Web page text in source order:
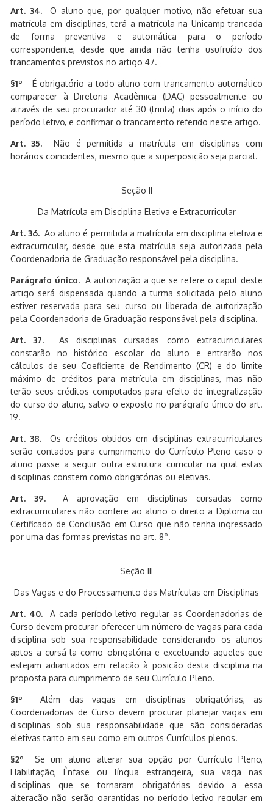
Art. 34. O aluno que, por qualquer motivo, não efetuar sua
matrícula em disciplinas, terá a matrícula na Unicamp trancada
de forma preventiva e automática para o período
correspondente, desde que ainda não tenha usufruído dos
trancamentos previstos no artigo 47.
§1º É obrigatório a todo aluno com trancamento automático
comparecer à Diretoria Acadêmica (DAC) pessoalmente ou
através de seu procurador até 30 (trinta) dias após o início do
período letivo, e confirmar o trancamento referido neste artigo.
Art. 35.Não é permitida a matrícula em disciplinas com
horários coincidentes, mesmo que a superposição seja parcial.
Seção II
Da Matrícula em Disciplina Eletiva e Extracurricular
Art. 36.Ao aluno é permitida a matrícula em disciplina eletiva e
extracurricular, desde que esta matrícula seja autorizada pela
Coordenadoria de Graduação responsável pela disciplina.
Parágrafo único.A autorização a que se refere o caput deste
artigo será dispensada quando a turma solicitada pelo aluno
estiver reservada para seu curso ou liberada de autorização
pela Coordenadoria de Graduação responsável pela disciplina.
Art. 37. As disciplinas cursadas como extracurriculares
constarão no histórico escolar do aluno e entrarão nos
cálculos de seu Coeficiente de Rendimento (CR) e do limite
máximo de créditos para matrícula em disciplinas, mas não
terão seus créditos computados para efeito de integralização
do curso do aluno, salvo o exposto no parágrafo único do art.
19.
Art. 38.Os créditos obtidos em disciplinas extracurriculares
serão contados para cumprimento do Currículo Pleno caso o
aluno passe a seguir outra estrutura curricular na qual estas
disciplinas constem como obrigatórias ou eletivas.
Art. 39. A aprovação em disciplinas cursadas como
extracurriculares não confere ao aluno o direito a Diploma ou
Certificado de Conclusão em Curso que não tenha ingressado
por uma das formas previstas no art. 8º.
Seção III
Das Vagas e do Processamento das Matrículas em Disciplinas
Art. 40. A cada período letivo regular as Coordenadorias de
Curso devem procurar oferecer um número de vagas para cada
disciplina sob sua responsabilidade considerando os alunos
aptos a cursá-la como obrigatória e excetuando aqueles que
estejam adiantados em relação à posição desta disciplina na
proposta para cumprimento de seu Currículo Pleno.
§1º Além das vagas em disciplinas obrigatórias, as
Coordenadorias de Curso devem procurar planejar vagas em
disciplinas sob sua responsabilidade que são consideradas
eletivas tanto em seu como em outros Currículos plenos.
§2º Se um aluno alterar sua opção por Currículo Pleno,
Habilitação, Ênfase ou língua estrangeira, sua vaga nas
disciplinas que se tornaram obrigatórias devido a essa
alteração não serão garantidas no período letivo regular em